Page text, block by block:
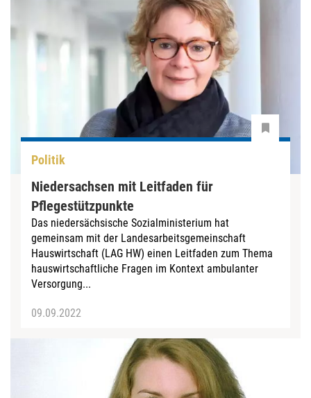
Politik
Niedersachsen mit Leitfaden für
Pflegestützpunkte
Das niedersächsische Sozialministerium hat
gemeinsam mit der Landesarbeitsgemeinschaft
Hauswirtschaft (LAG HW) einen Leitfaden zum Thema
hauswirtschaftliche Fragen im Kontext ambulanter
Versorgung...
09.09.2022